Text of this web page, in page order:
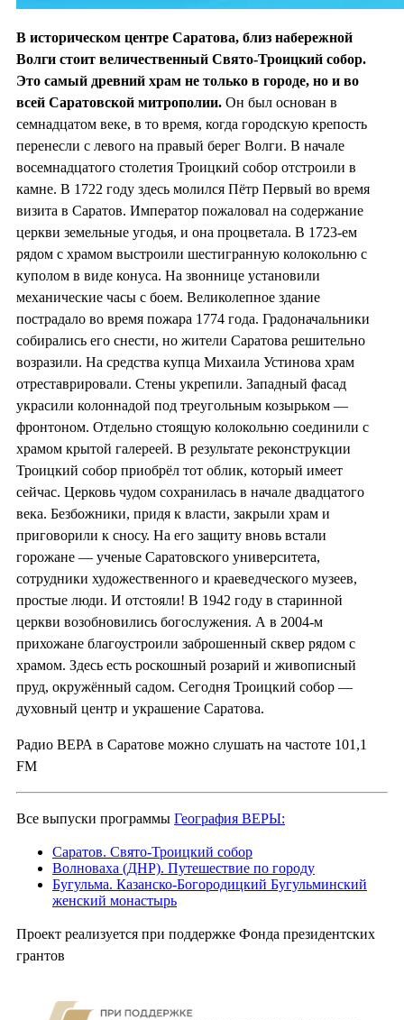
В историческом центре Саратова, близ набережной
Волги стоит величественный Свято-Троицкий собор.
Это самый древний храм не только в городе, но и во
всей Саратовской митрополии. Он был основан в
семнадцатом веке, в то время, когда городскую крепость
перенесли с левого на правый берег Волги. В начале
восемнадцатого столетия Троицкий собор отстроили в
камне. В 1722 году здесь молился Пётр Первый во время
визита в Саратов. Император пожаловал на содержание
церкви земельные угодья, и она процветала. В 1723-ем
рядом с храмом выстроили шестигранную колокольню с
куполом в виде конуса. На звоннице установили
механические часы с боем. Великолепное здание
пострадало во время пожара 1774 года. Градоначальники
собирались его снести, но жители Саратова решительно
возразили. На средства купца Михаила Устинова храм
отреставрировали. Стены укрепили. Западный фасад
украсили колоннадой под треугольным козырьком —
фронтоном. Отдельно стоящую колокольню соединили с
храмом крытой галереей. В результате реконструкции
Троицкий собор приобрёл тот облик, который имеет
сейчас. Церковь чудом сохранилась в начале двадцатого
века. Безбожники, придя к власти, закрыли храм и
приговорили к сносу. На его защиту вновь встали
горожане — ученые Саратовского университета,
сотрудники художественного и краеведческого музеев,
простые люди. И отстояли! В 1942 году в старинной
церкви возобновились богослужения. А в 2004-м
прихожане благоустроили заброшенный сквер рядом с
храмом. Здесь есть роскошный розарий и живописный
пруд, окружённый садом. Сегодня Троицкий собор —
духовный центр и украшение Саратова.
Радио ВЕРА в Саратове можно слушать на частоте 101,1
FM
Все выпуски программы География ВЕРЫ:
Саратов. Свято-Троицкий собор
Волноваха (ДНР). Путешествие по городу
Бугульма. Казанско-Богородицкий Бугульминский
женский монастырь
Проект реализуется при поддержке Фонда президентских
грантов